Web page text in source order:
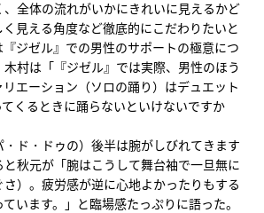
全体の流れがいかにきれいに見えるかど
見える角度など徹底的にこだわりたいと
ジゼル』での男性のサポートの極意につ
村は「『ジゼル』では実際、男性のほう
エーション（ソロの踊り）はデュエット
くるときに踊らないといけないですか
ド・ドゥの）後半は腕がしびれてきます
秋元が「腕はこうして舞台袖で一旦無に
）。疲労感が逆に心地よかったりもする
います。」と臨場感たっぷりに語った。